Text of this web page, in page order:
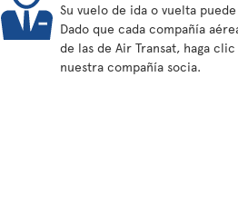
Su vuelo de ida o vuelta
Dado que cada compañía
de las de Air Transat, haga
nuestra compañía socia.